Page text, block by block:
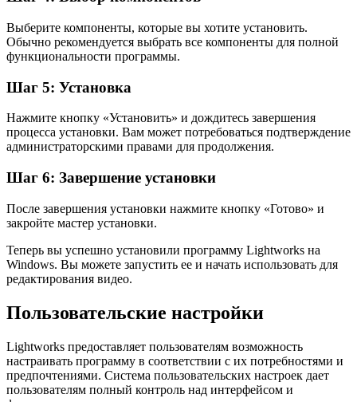
Выберите компоненты, которые вы хотите установить.
Обычно рекомендуется выбрать все компоненты для полной
функциональности программы.
Шаг 5: Установка
Нажмите кнопку «Установить» и дождитесь завершения
процесса установки. Вам может потребоваться подтверждение
администраторскими правами для продолжения.
Шаг 6: Завершение установки
После завершения установки нажмите кнопку «Готово» и
закройте мастер установки.
Теперь вы успешно установили программу Lightworks на
Windows. Вы можете запустить ее и начать использовать для
редактирования видео.
Пользовательские настройки
Lightworks предоставляет пользователям возможность
настраивать программу в соответствии с их потребностями и
предпочтениями. Система пользовательских настроек дает
пользователям полный контроль над интерфейсом и